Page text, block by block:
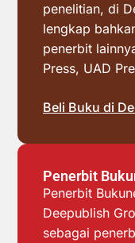
penelitian, di
lengkap
penerbit
Press, UAD
Beli Buku di
Penerbit
Penerbit
Deepublish
sebagai